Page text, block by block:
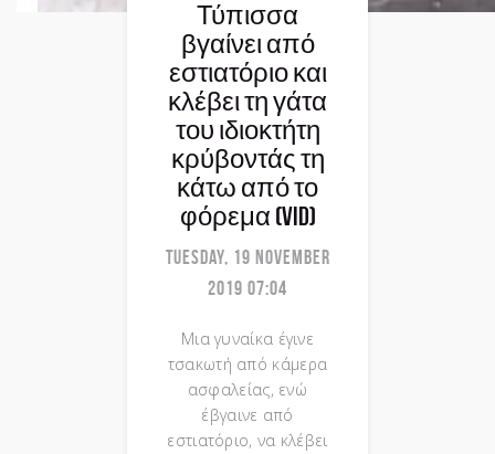
Τύπισσα
βγαίνει από
εστιατόριο και
κλέβει τη γάτα
του ιδιοκτήτη
κρύβοντάς τη
κάτω από το
φόρεμα (vid)
Tuesday, 19 November
2019 07:04
Μια γυναίκα έγινε
τσακωτή από κάμερα
ασφαλείας, ενώ
έβγαινε από
εστιατόριο, να κλέβει